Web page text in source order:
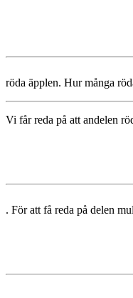
röda äpplen. Hur många
Vi får reda på att andelen
. För att få reda på delen